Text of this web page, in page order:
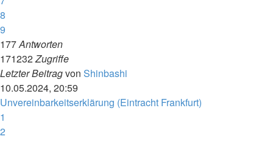
8
9
177Antworten
171232Zugriffe
Letzter Beitragvon Shinbashi
10.05.2024, 20:59
Unvereinbarkeitserklärung (Eintracht Frankfurt)
1
2